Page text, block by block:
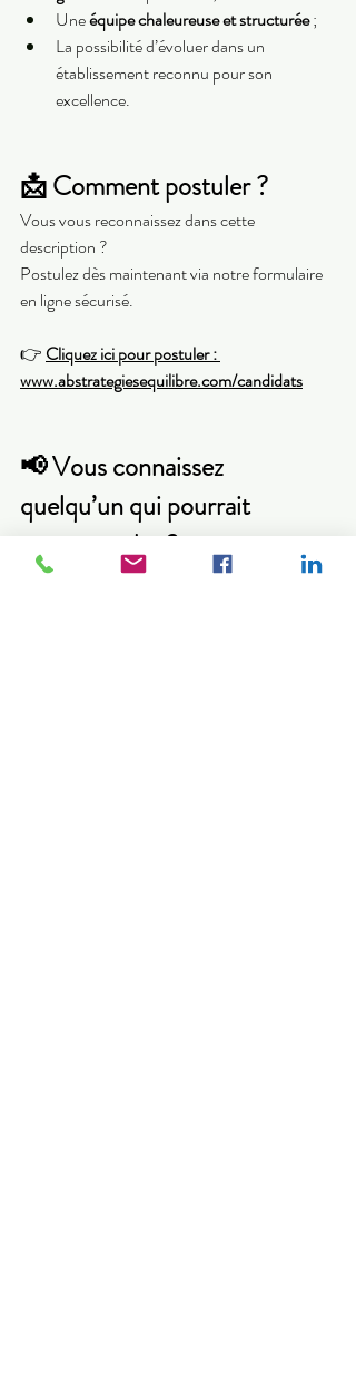
Une équipe chaleureuse et structurée ;
La possibilité d’évoluer dans un
établissement reconnu pour son
excellence.
📩 Comment postuler ?
Vous vous reconnaissez dans cette
description ?
Postulez dès maintenant via notre formulaire
en ligne sécurisé.
👉 Cliquez ici pour postuler :
www.abstrategiesequilibre.com/candidats
📢 Vous connaissez
quelqu’un qui pourrait
correspondre ?
N’hésitez pas à partager cet article autour de